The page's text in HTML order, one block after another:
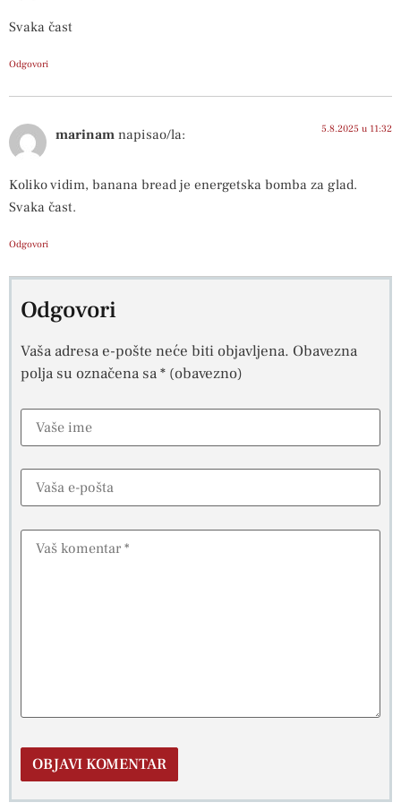
Svaka čast
Odgovori
marinam napisao/la: 5.8.2025 u 11:32
Koliko vidim, banana bread je energetska bomba za glad.
Svaka čast.
Odgovori
Odgovori
Vaša adresa e-pošte neće biti objavljena. Obavezna
polja su označena sa* (obavezno)